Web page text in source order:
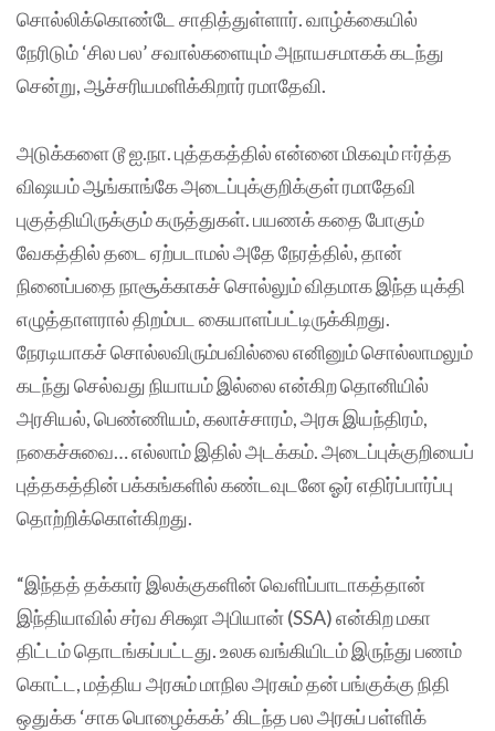
சொல்லிக்கொண்டே சாதித்துள்ளார். வாழ்க்கையில்
நேரிடும் ‘சில பல’ சவால்களையும் அநாயசமாகக் கடந்து
சென்று, ஆச்சரியமளிக்கிறார் ரமாதேவி.
அடுக்களை டூ ஐ.நா. புத்தகத்தில் என்னை மிகவும் ஈர்த்த
விஷயம் ஆங்காங்கே அடைப்புக்குறிக்குள் ரமாதேவி
புகுத்தியிருக்கும் கருத்துகள். பயணக் கதை போகும்
வேகத்தில் தடை ஏற்படாமல் அதே நேரத்தில், தான்
நினைப்பதை நாசூக்காகச் சொல்லும் விதமாக இந்த யுக்தி
எழுத்தாளரால் திறம்பட கையாளப்பட்டிருக்கிறது.
நேரடியாகச் சொல்லவிரும்பவில்லை எனினும் சொல்லாமலும்
கடந்து செல்வது நியாயம் இல்லை என்கிற தொனியில்
அரசியல், பெண்ணியம், கலாச்சாரம், அரசு இயந்திரம்,
நகைச்சுவை… எல்லாம் இதில் அடக்கம். அடைப்புக்குறியைப்
புத்தகத்தின் பக்கங்களில் கண்டவுடனே ஓர் எதிர்ப்பார்ப்பு
தொற்றிக்கொள்கிறது.
“இந்தத் தக்கார் இலக்குகளின் வெளிப்பாடாகத்தான்
இந்தியாவில் சர்வ சிக்ஷா அபியான் (SSA) என்கிற மகா
திட்டம் தொடங்கப்பட்டது. உலக வங்கியிடம் இருந்து பணம்
கொட்ட, மத்திய அரசும் மாநில அரசும் தன் பங்குக்கு நிதி
ஒதுக்க ‘சாக பொழைக்கக்’ கிடந்த பல அரசுப் பள்ளிக்